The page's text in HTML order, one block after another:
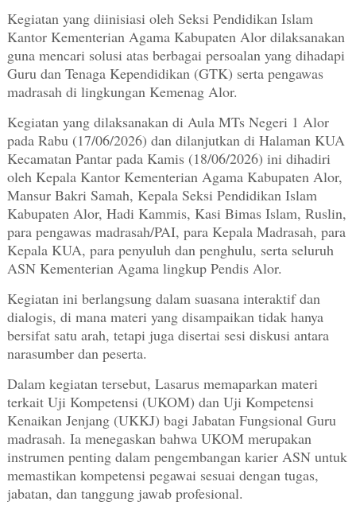
Kegiatan yang diinisiasi oleh Seksi Pendidikan Islam
Kantor Kementerian Agama Kabupaten Alor dilaksanakan
guna mencari solusi atas berbagai persoalan yang dihadapi
Guru dan Tenaga Kependidikan (GTK) serta pengawas
madrasah di lingkungan Kemenag Alor.
Kegiatan yang dilaksanakan di Aula MTs Negeri 1 Alor
pada Rabu (17/06/2026) dan dilanjutkan di Halaman KUA
Kecamatan Pantar pada Kamis (18/06/2026) ini dihadiri
oleh Kepala Kantor Kementerian Agama Kabupaten Alor,
Mansur Bakri Samah, Kepala Seksi Pendidikan Islam
Kabupaten Alor, Hadi Kammis, Kasi Bimas Islam, Ruslin,
para pengawas madrasah/PAI, para Kepala Madrasah, para
Kepala KUA, para penyuluh dan penghulu, serta seluruh
ASN Kementerian Agama lingkup Pendis Alor.
Kegiatan ini berlangsung dalam suasana interaktif dan
dialogis, di mana materi yang disampaikan tidak hanya
bersifat satu arah, tetapi juga disertai sesi diskusi antara
narasumber dan peserta.
Dalam kegiatan tersebut, Lasarus memaparkan materi
terkait Uji Kompetensi (UKOM) dan Uji Kompetensi
Kenaikan Jenjang (UKKJ) bagi Jabatan Fungsional Guru
madrasah. Ia menegaskan bahwa UKOM merupakan
instrumen penting dalam pengembangan karier ASN untuk
memastikan kompetensi pegawai sesuai dengan tugas,
jabatan, dan tanggung jawab profesional.